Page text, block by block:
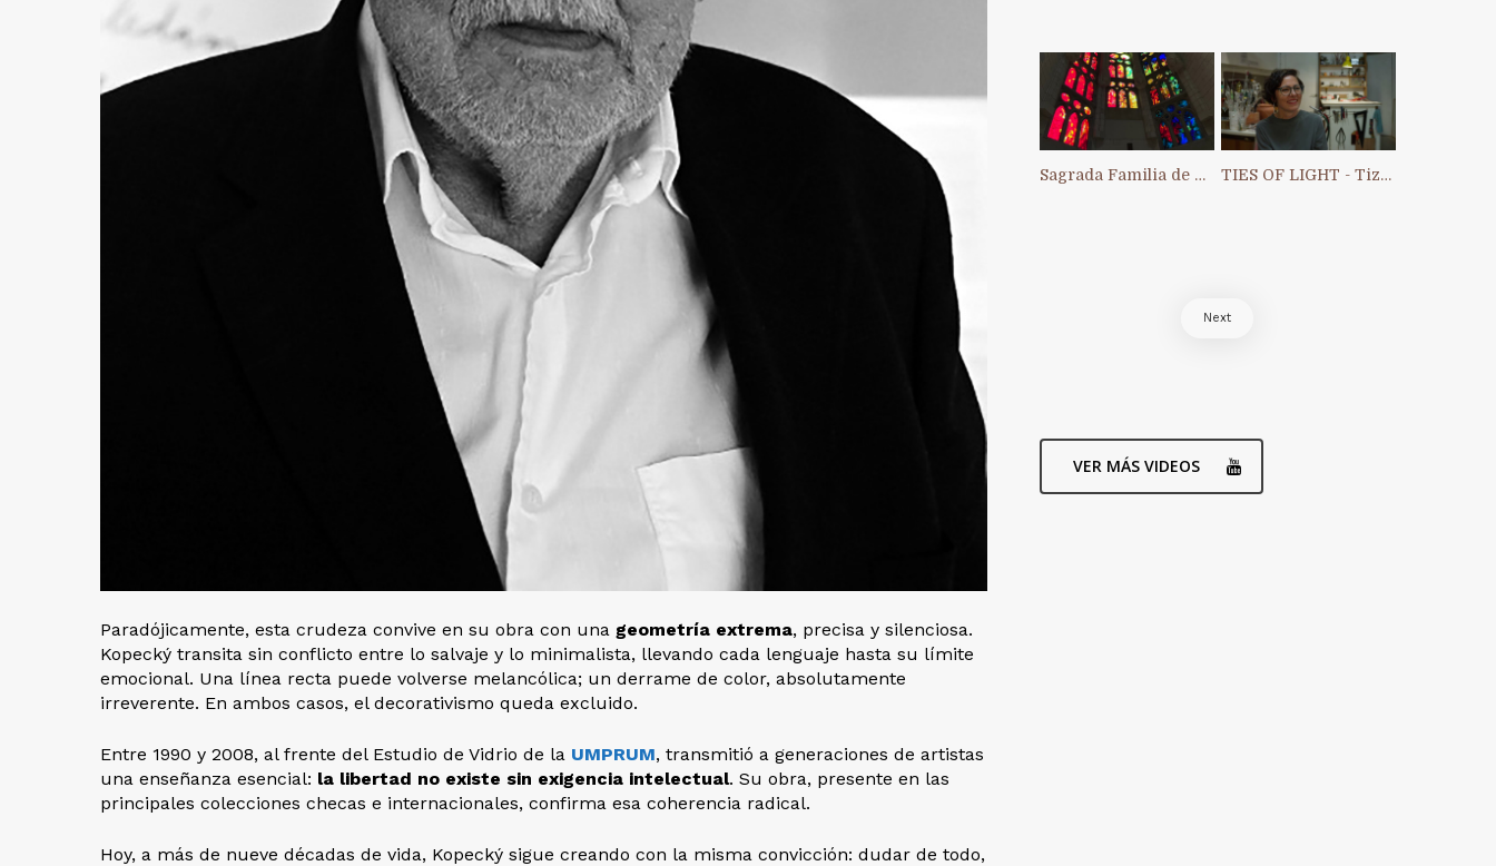
Paradójicamente, esta crudeza convive en su obra con una geometría extrema, precisa y silenciosa.
Kopecký transita sin conflicto entre lo salvaje y lo minimalista, llevando cada lenguaje hasta su límite
emocional. Una línea recta puede volverse melancólica; un derrame de color, absolutamente
irreverente. En ambos casos, el decorativismo queda excluido.
Entre 1990 y 2008, al frente del Estudio de Vidrio de la UMPRUM, transmitió a generaciones de artistas
una enseñanza esencial: la libertad no existe sin exigencia intelectual. Su obra, presente en las
principales colecciones checas e internacionales, confirma esa coherencia radical.
Hoy, a más de nueve décadas de vida, Kopecký sigue creando con la misma convicción: dudar de todo,
Sagrada Familia de Barcelona TIES OF LIGHT - Tiziana Chiara
Next
VER MÁS VIDEOS